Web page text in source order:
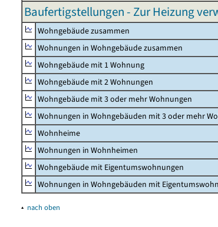
Baufertigstellungen - Zur Heizung
Wohngebäude zusammen
Wohnungen in Wohngebäude zusammen
Wohngebäude mit 1 Wohnung
Wohngebäude mit 2 Wohnungen
Wohngebäude mit 3 oder mehr Wohnungen
Wohnungen in Wohngebäuden mit 3 oder mehr
Wohnheime
Wohnungen in Wohnheimen
Wohngebäude mit Eigentumswohnungen
Wohnungen in Wohngebäuden mit
▴ nach oben